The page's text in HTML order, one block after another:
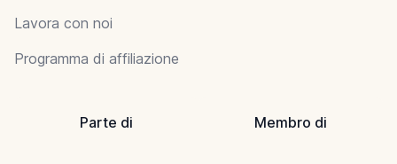
Lavora con noi
Programma di affiliazione
Parte di Membro di